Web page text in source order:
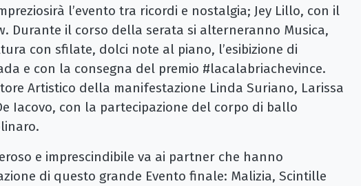
l’evento tra ricordi e nostalgia; Jey Lillo, con il
Durante il corso della serata si alterneranno Musica,
con sfilate, dolci note al piano, l’esibizione di
e con la consegna del premio #lacalabriachevince.
Artistico della manifestazione Linda Suriano, Larissa
Iacovo, con la partecipazione del corpo di ballo
e imprescindibile va ai partner che hanno
di questo grande Evento finale: Malizia, Scintille